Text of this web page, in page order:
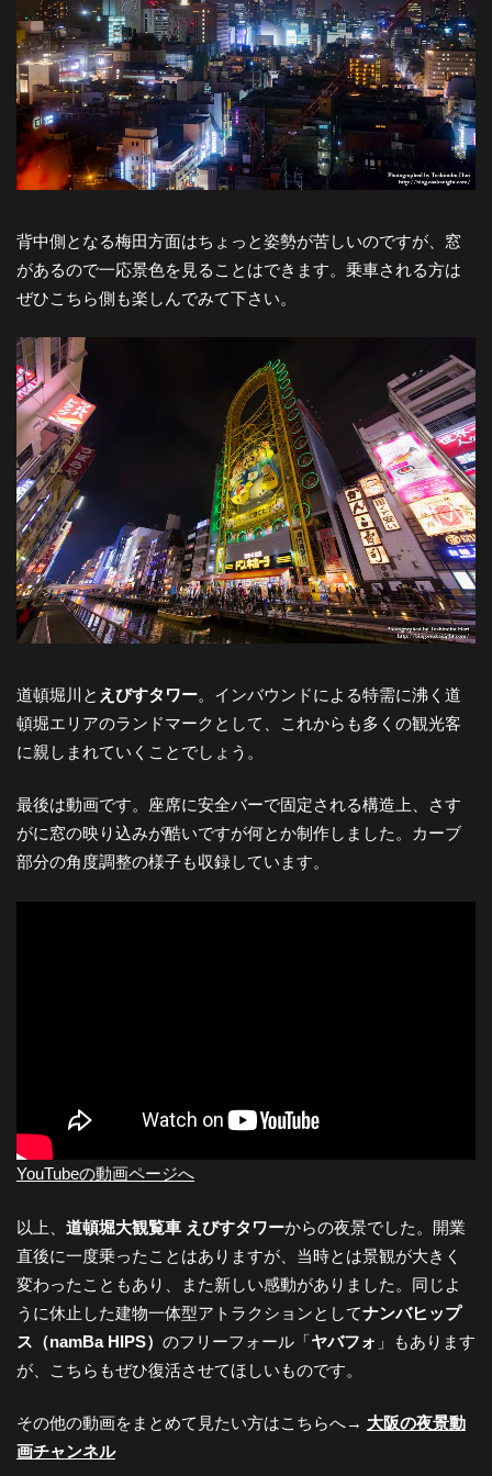
背中側となる梅田方面はちょっと姿勢が苦しいのですが、窓
があるので一応景色を見ることはできます。乗車される方は
ぜひこちら側も楽しんでみて下さい。
道頓堀川と えびすタワー。インバウンドによる特需に沸く道
頓堀エリアのランドマークとして、これからも多くの観光客
に親しまれていくことでしょう。
最後は動画です。座席に安全バーで固定される構造上、さす
がに窓の映り込みが酷いですが何とか制作しました。カーブ
部分の角度調整の様子も収録しています。
YouTubeの動画ページへ
以上、 道頓堀大観覧車 えびすタワーからの夜景でした。開業
直後に一度乗ったことはありますが、当時とは景観が大きく
変わったこともあり、また新しい感動がありました。同じよ
うに休止した建物一体型アトラクションとしてナンバヒップ
ス（namBa HIPS） のフリーフォール「ヤバフォ 」もあります
が、こちらもぜひ復活させてほしいものです。
その他の動画をまとめて見たい方はこちらへ→ 大阪の夜景動
画チャンネル